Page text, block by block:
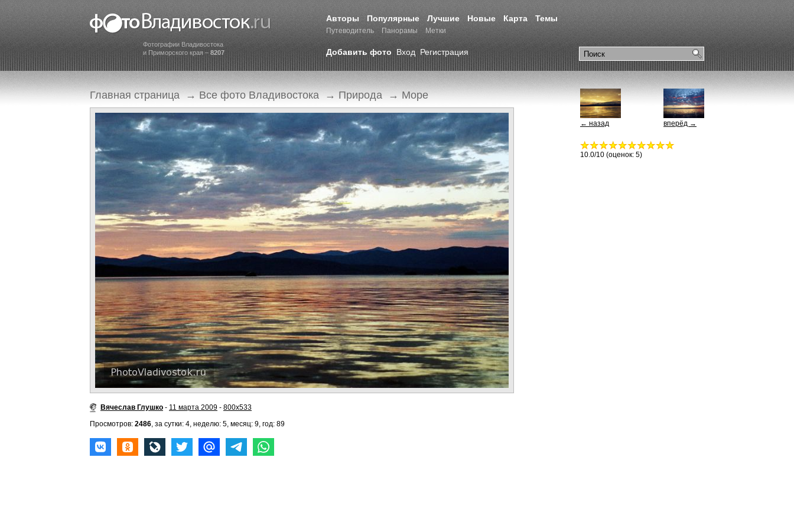
Фотографии Владивостока
и Приморского края – 8207
Авторы Популярные Лучшие Новые Карта Темы
Путеводитель Панорамы Метки
Добавить фото Вход Регистрация
Главная страница → Все фото Владивостока → Природа → Море
Вячеслав Глушко - 11 марта 2009 - 800x533
Просмотров: 2486, за сутки: 4, неделю: 5, месяц: 9, год: 89
вперёд →
← назад
10.0/10 (оценок: 5)